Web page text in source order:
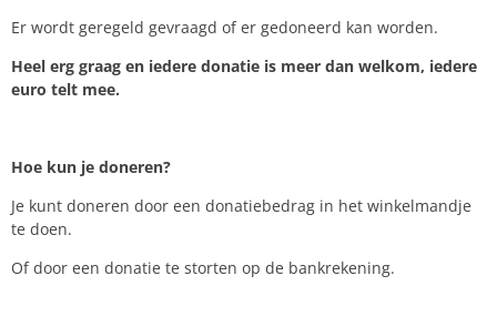
Er wordt geregeld gevraagd of er gedoneerd kan worden.
Heel erg graag en iedere donatie is meer dan welkom, iedere
euro telt mee.
Hoe kun je doneren?
Je kunt doneren door een donatiebedrag in het winkelmandje
te doen.
Of door een donatie te storten op de bankrekening.